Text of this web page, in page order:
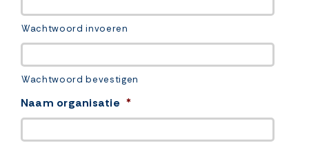
Wachtwoord invoeren
Wachtwoord bevestigen
Naam organisatie *